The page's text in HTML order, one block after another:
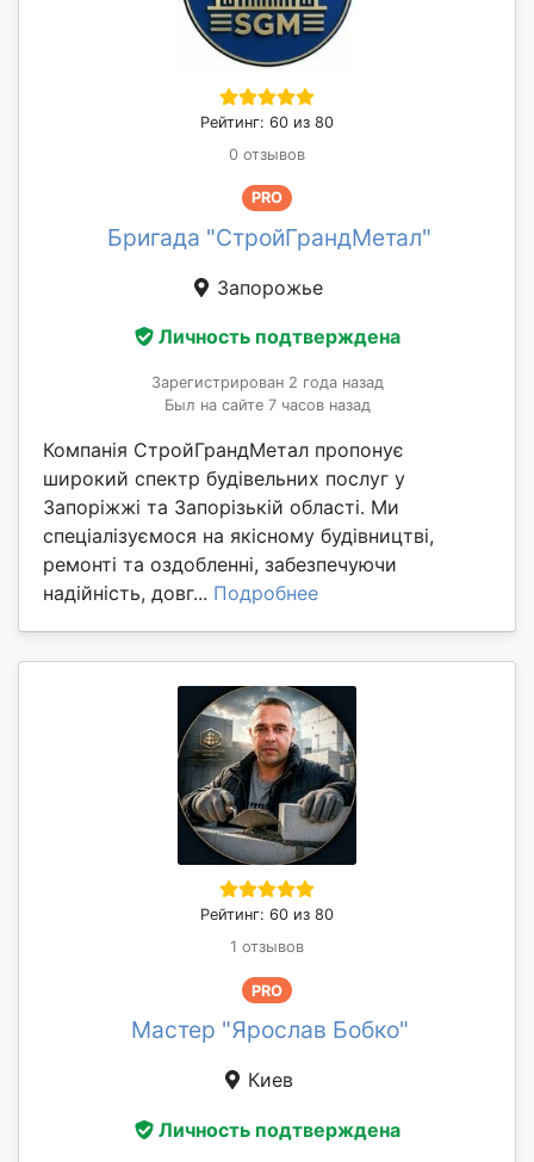
Рейтинг: 60 из 80
0 отзывов
PRO
Бригада "СтройГрандМетал"
Запорожье
Личность подтверждена
Зарегистрирован 2 года назад
Был на сайте 7 часов назад
Компанія СтройГрандМетал пропонує
широкий спектр будівельних послуг у
Запоріжжі та Запорізькій області. Ми
спеціалізуємося на якісному будівництві,
ремонті та оздобленні, забезпечуючи
надійність, довг... Подробнее
Рейтинг: 60 из 80
1 отзывов
PRO
Мастер "Ярослав Бобко"
Киев
Личность подтверждена